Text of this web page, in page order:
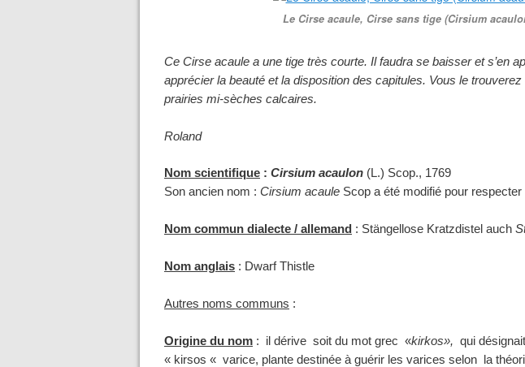
Le Cirse acaule, Cirse sans tige (Cirsium
Ce Cirse acaule a une tige très courte. Il faudra se baisser et s’en
apprécier la beauté et la disposition des capitules. Vous le
prairies mi-sèches calcaires.
Roland
Nom scientifique : Cirsium acaulon (L.) Scop., 1769
Son ancien nom : Cirsium acaule Scop a été modifié pour
Nom commun dialecte / allemand : Stängellose Kratzdistel auch
Nom anglais : Dwarf Thistle
Autres noms communs :
Origine du nom : il dérive soit du mot grec «kirkos», qui
« kirsos « varice, plante destinée à guérir les varices selon la